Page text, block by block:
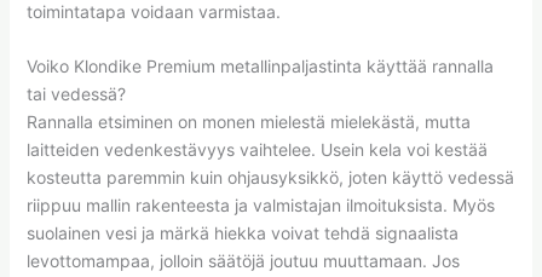
toimintatapa voidaan varmistaa.
Voiko Klondike Premium metallinpaljastinta käyttää rannalla
tai vedessä?
Rannalla etsiminen on monen mielestä mielekästä, mutta
laitteiden vedenkestävyys vaihtelee. Usein kela voi kestää
kosteutta paremmin kuin ohjausyksikkö, joten käyttö vedessä
riippuu mallin rakenteesta ja valmistajan ilmoituksista. Myös
suolainen vesi ja märkä hiekka voivat tehdä signaalista
levottomampaa, jolloin säätöjä joutuu muuttamaan. Jos